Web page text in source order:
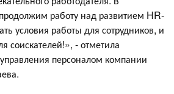
работу над развитием HR-
условия работы для сотрудников, и
соискателей!», - отметила
персоналом компании